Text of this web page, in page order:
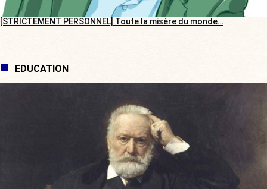
[STRICTEMENT PERSONNEL] Toute la misère du monde…
EDUCATION